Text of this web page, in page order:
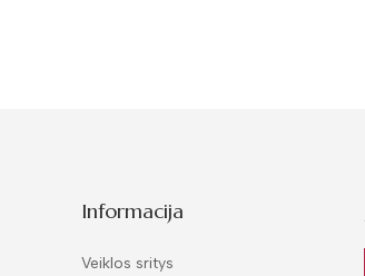
Informacija
Veiklos sritys